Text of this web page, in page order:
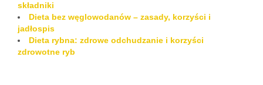
składniki
Dieta bez węglowodanów – zasady, korzyści i
jadłospis
Dieta rybna: zdrowe odchudzanie i korzyści
zdrowotne ryb